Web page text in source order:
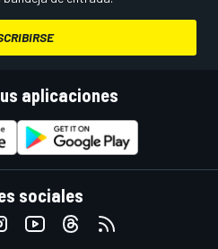
aplicaciones
sociales